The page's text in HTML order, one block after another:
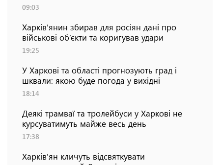
09:03
Харків’янин збирав для росіян дані про
військові об’єкти та коригував удари
19:25
У Харкові та області прогнозують град і
шквали: якою буде погода у вихідні
18:14
Деякі трамваї та тролейбуси у Харкові не
курсуватимуть майже весь день
17:38
Харків'ян кличуть відсвяткувати